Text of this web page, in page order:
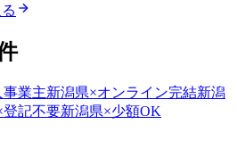
事業主新潟県×オンライン完結新潟
登記不要新潟県×少額OK